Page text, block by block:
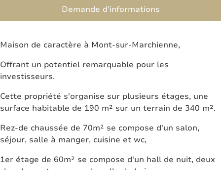
Demande d'informations
Maison de caractère à Mont-sur-Marchienne,
Offrant un potentiel remarquable pour les
investisseurs.
Cette propriété s'organise sur plusieurs étages, une
surface habitable de 190 m² sur un terrain de 340 m².
Rez-de chaussée de 70m² se compose d'un salon,
séjour, salle à manger, cuisine et wc,
1er étage de 60m² se compose d'un hall de nuit, deux